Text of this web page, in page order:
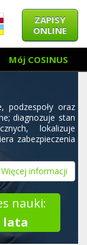
ZAPISY
ONLINE
Mój COSINUS
podzespoły oraz
diagnozuje stan
lokalizuje
zabezpieczenia
Więcej informacji
nauki:
lata